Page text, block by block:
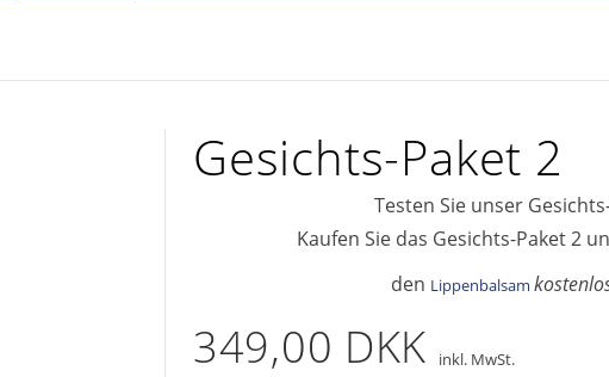
Gesichts-Paket 2
Testen Sie unser
Kaufen Sie das Gesichts-Paket 2
den Lippenbalsam
349,00 DKK inkl. MwSt.